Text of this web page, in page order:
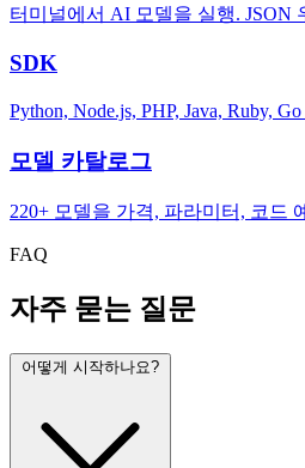
터미널에서 AI 모델을 실행. JSON
SDK
Python, Node.js, PHP, Java, Ruby,
모델 카탈로그
220+ 모델을 가격, 파라미터, 코드
FAQ
자주 묻는 질문
어떻게 시작하나요?